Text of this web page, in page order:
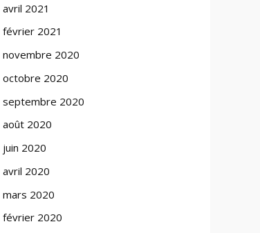
avril 2021
février 2021
novembre 2020
octobre 2020
septembre 2020
août 2020
juin 2020
avril 2020
mars 2020
février 2020